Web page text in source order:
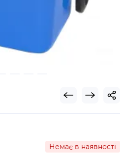
Немає в наявності